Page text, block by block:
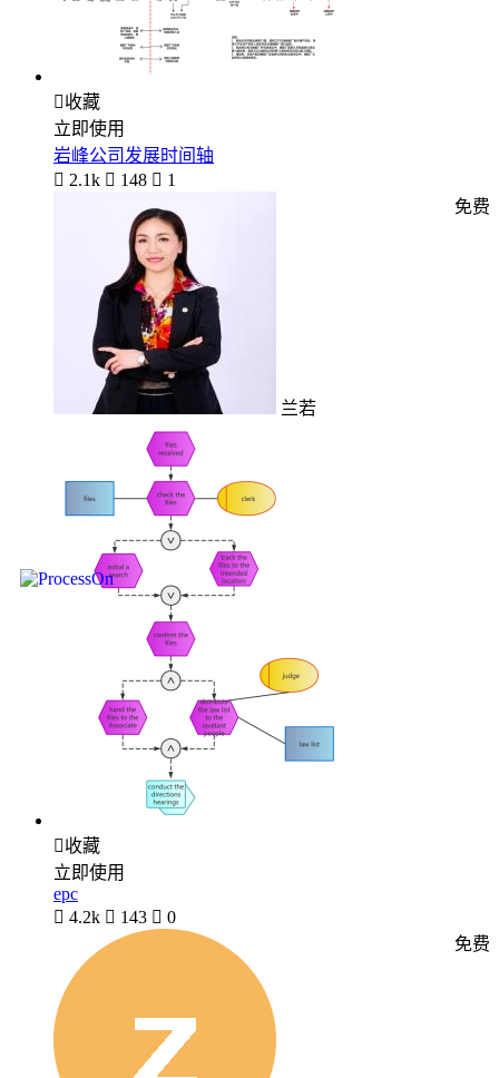
收藏
立即使用
岩峰公司发展时间轴
 2.1k  148  1
兰若
免费
收藏
立即使用
epc
 4.2k  143  0
免费